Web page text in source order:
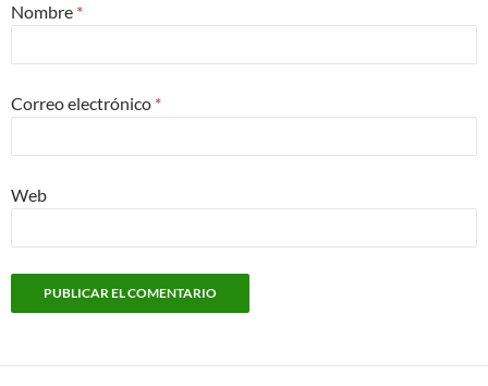
Nombre *
Correo electrónico *
Web